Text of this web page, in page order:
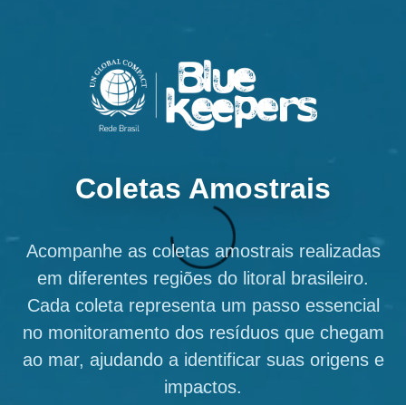
Coletas Amostrais
Acompanhe as coletas amostrais realizadas
em diferentes regiões do litoral brasileiro.
Cada coleta representa um passo essencial
no monitoramento dos resíduos que chegam
ao mar, ajudando a identificar suas origens e
impactos.